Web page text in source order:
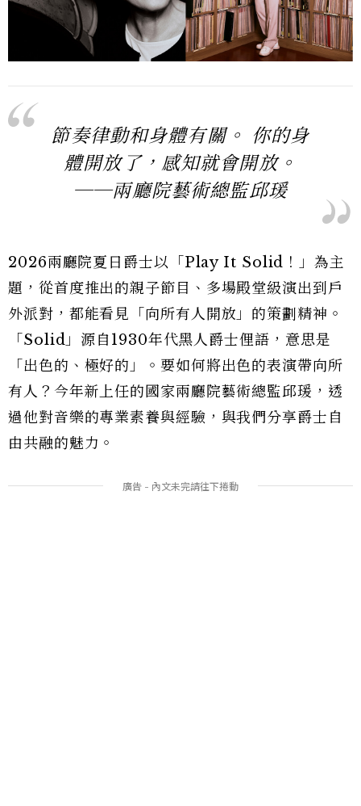
節奏律動和身體有關。 你的身
體開放了，感知就會開放。
──兩廳院藝術總監邱瑗
2026兩廳院夏日爵士以「Play It Solid！」為主
題，從首度推出的親子節目、多場殿堂級演出到戶
外派對，都能看見「向所有人開放」的策劃精神。
「Solid」源自1930年代黑人爵士俚語，意思是
「出色的、極好的」。要如何將出色的表演帶向所
有人？今年新上任的國家兩廳院藝術總監邱瑗，透
過他對音樂的專業素養與經驗，與我們分享爵士自
由共融的魅力。